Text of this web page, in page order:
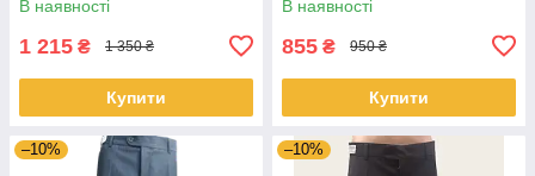
В наявності
1 215 ₴ 1 350 ₴
Купити
В наявності
855 ₴ 950 ₴
Купити
–10% –10%